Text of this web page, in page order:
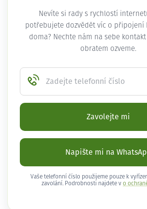
Nevíte si rady s rychlostí
potřebujete dozvědět víc o připojení
doma? Nechte nám na sebe kontakt
obratem ozveme.
Zadejte telefonní číslo
Zavolejte mi
Napište mi na
Vaše telefonní číslo použijeme pouze k
zavolání. Podrobnosti najdete v o